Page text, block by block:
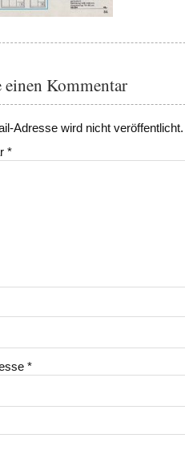
einen Kommentar
Adresse wird nicht veröffentlicht.
*
*